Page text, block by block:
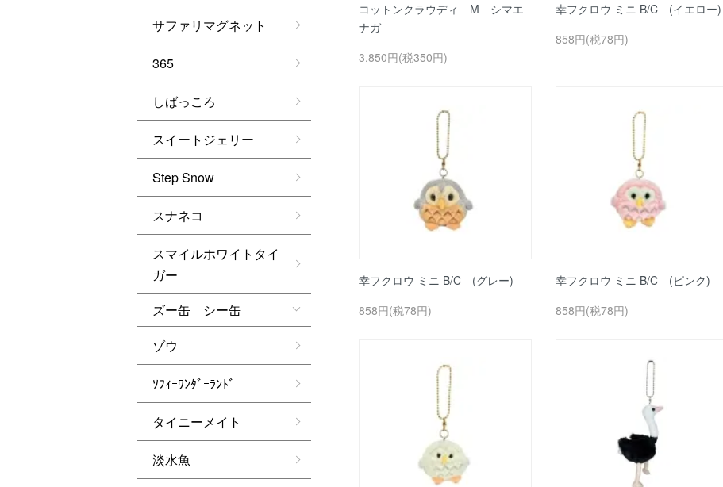
コットンクラウディ M シマエ
ナガ
3,850円(税350円)
幸フクロウ ミニ B/C (イエロー)
858円(税78円)
幸フクロウ ミニ B/C (グレー)
858円(税78円)
幸フクロウ ミニ B/C (ピンク)
858円(税78円)
サファリマグネット
365
しばっころ
スイートジェリー
Step Snow
スナネコ
スマイルホワイトタイ
ガー
ズー缶 シー缶
ゾウ
ｿﾌｨｰﾜﾝﾀﾞｰﾗﾝﾄﾞ
タイニーメイト
淡水魚